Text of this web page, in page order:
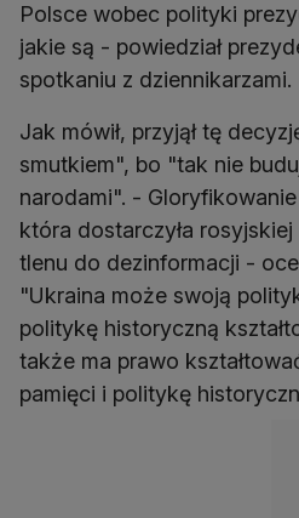
Polsce wobec polityki
jakie są - powiedział
spotkaniu z dziennikarzami.
Jak mówił, przyjął tę
smutkiem", bo "tak nie
narodami". -
która dostarczyła
tlenu do dezinformacji -
"Ukraina może swoją
politykę historyczną
także ma prawo
pamięci i politykę